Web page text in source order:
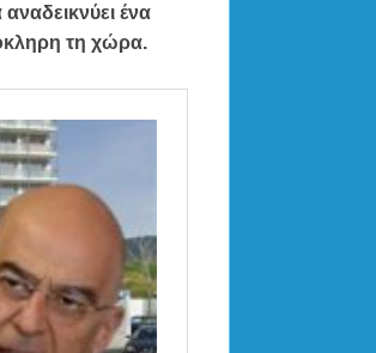
ένα
τη χώρα.